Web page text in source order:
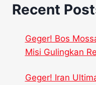
Recent
Geger! Bos
Misi Gulingkan
Geger! Iran